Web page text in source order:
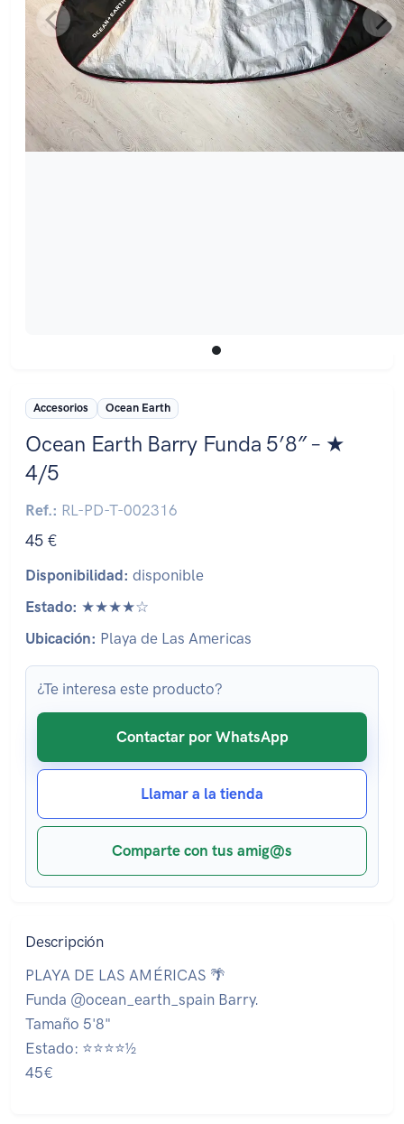
Accesorios Ocean Earth
Ocean Earth Barry Funda 5’8″ – ★
4/5
Ref.: RL-PD-T-002316
45 €
Disponibilidad: disponible
Estado: ★★★★☆
Ubicación: Playa de Las Americas
¿Te interesa este producto?
Contactar por WhatsApp
Llamar a la tienda
Comparte con tus amig@s
Descripción
PLAYA DE LAS AMÉRICAS 🌴
Funda @ocean_earth_spain Barry.
Tamaño 5'8"
Estado: ⭐⭐⭐⭐½
45€